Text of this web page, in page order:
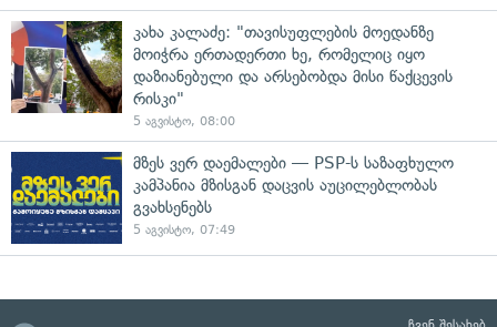
კახა კალაძე: "თავისუფლების მოედანზე
მოიჭრა ერთადერთი ხე, რომელიც იყო
დაზიანებული და არსებობდა მისი წაქცევის
რისკი"
5 აგვისტო, 08:00
მზეს ვერ დაემალები — PSP-ს საზაფხულო
კამპანია მზისგან დაცვის აუცილებლობას
გვახსენებს
5 აგვისტო, 07:49